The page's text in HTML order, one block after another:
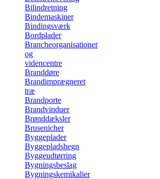
Bilindretning
Bindemaskiner
Bindingsværk
Bordplader
Brancheorganisationer
og
videncentre
Branddøre
Brandimprægneret
træ
Brandporte
Brandvinduer
Brønddæksler
Brusenicher
Byggeplader
Byggepladshegn
Byggeudtørring
Bygningsbeslag
Bygningskemikalier